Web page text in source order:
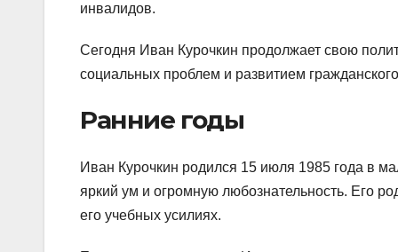
инвалидов.
Сегодня Иван Курочкин продолжает свою
социальных проблем и развитием
Ранние годы
Иван Курочкин родился 15 июля 1985 года в
яркий ум и огромную любознательность. Его
его учебных усилиях.